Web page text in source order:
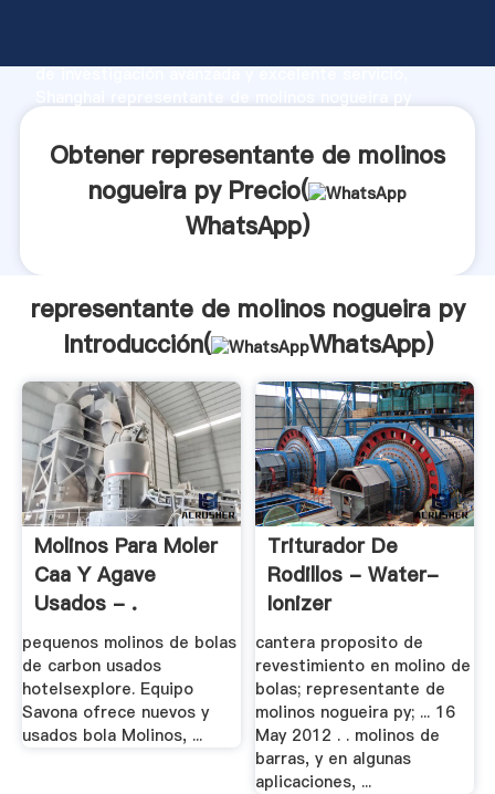
de investigación avanzada y excelente servicio,
clientes.
Obtener representante de molinos
nogueira py Precio(
WhatsApp)
representante de molinos nogueira py
Introducción(
WhatsApp)
Molinos Para Moler
Caa Y Agave
Usados - .
pequenos molinos de bolas
de carbon usados
hotelsexplore. Equipo
Savona ofrece nuevos y
usados bola Molinos, ...
Triturador De
Rodillos - Water-
Ionizer
cantera proposito de
revestimiento en molino de
bolas; representante de
molinos nogueira py; ... 16
May 2012 . . molinos de
barras, y en algunas
aplicaciones, ...